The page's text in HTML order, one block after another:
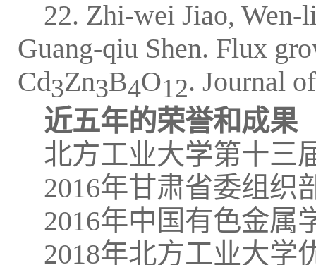
22. Zhi-wei Jiao, Wen-
Guang-qiu Shen. Flux
Cd3Zn3B4O12. Journal
近五年的荣誉和成果
北方工业大学第十三
2016年甘肃省委组织
2016年中国有色金属
2018年北方工业大学